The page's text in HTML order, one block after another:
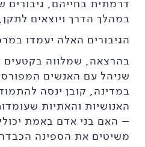
דרמתית בחייהם, גיבורים
במהלך הדרך ויוצאים
הגיבורים האלה יעמדו
בהרצאה, שמלווה בקטעים
שניהל עם האנשים
במדינה, קובן ינסה
האנושיות והאתיות
– האם בני אדם באמת
משיטים את הספינה